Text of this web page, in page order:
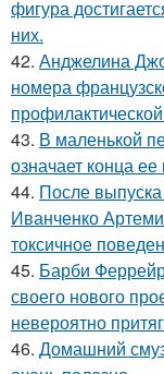
фигура
них.
42. Анджелина
номера
43. В маленькой
означает конца ее
44. После
Иванченко
токсичное
45. Барби
своего нового
невероятно
46. Домашний